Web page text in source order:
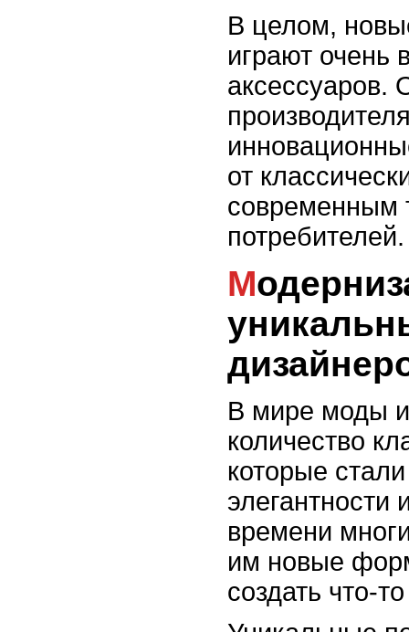
В целом,
играют очень
аксессуаров.
от
современным
потребителей.
Модернизация классики:
В мире моды и
количество
которые
времени
им новые
создать что-